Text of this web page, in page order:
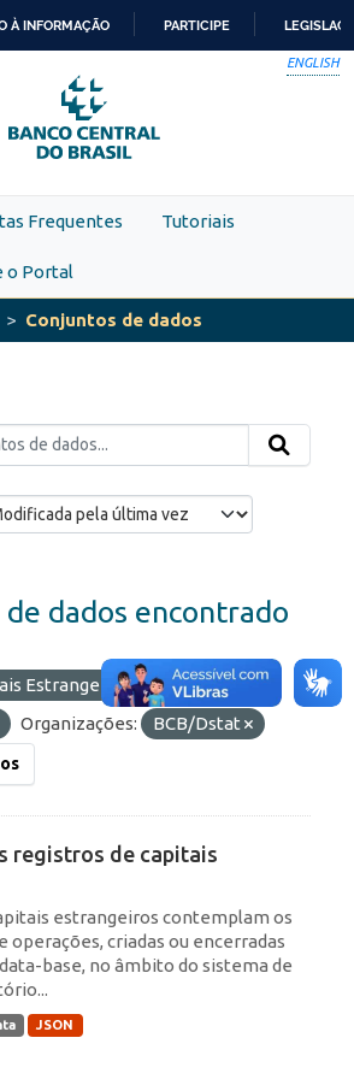
PARA
O
CONTEÚDO
À INFORMAÇÃO PARTICIPE
ENGLISH
Frequentes Tutoriais
o Portal
Conjuntos de dados
dados encontrado
Estrangeiros
IED
Organizações: BCB/Dstat
registros de capitais
estrangeiros contemplam os
operações, criadas ou encerradas
base, no âmbito do sistema de
JSON